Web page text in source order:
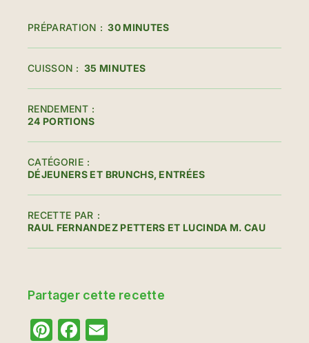
PRÉPARATION 30 MINUTES
CUISSON 35 MINUTES
RENDEMENT
24 PORTIONS
CATÉGORIE
DÉJEUNERS ET BRUNCHS ENTRÉES
RECETTE PAR
RAUL FERNANDEZ PETTERS ET LUCINDA M. CAU
Partager cette recette
Pinterest
Facebook